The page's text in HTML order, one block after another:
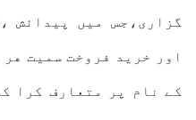
گزاری،جس میں پیدائش
اور خرید فروخت سمیت
کے نام پر متعارف کرا